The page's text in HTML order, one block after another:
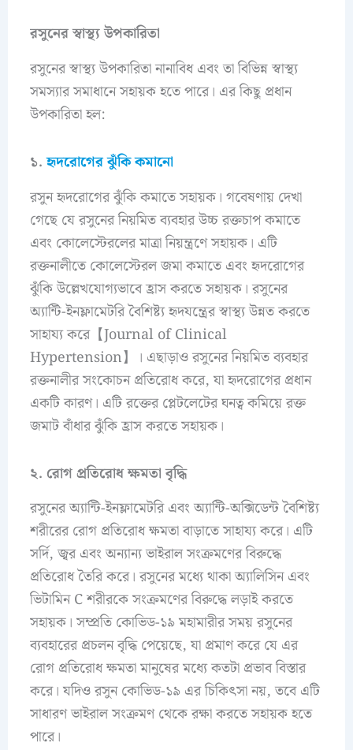
রসুনের স্বাস্থ্য উপকারিতা
রসুনের স্বাস্থ্য উপকারিতা নানাবিধ এবং তা বিভিন্ন স্বাস্থ্য
সমস্যার সমাধানে সহায়ক হতে পারে। এর কিছু প্রধান
উপকারিতা হল:
১.হৃদরোগের ঝুঁকি কমানো
রসুন হৃদরোগের ঝুঁকি কমাতে সহায়ক। গবেষণায় দেখা
গেছে যে রসুনের নিয়মিত ব্যবহার উচ্চ রক্তচাপ কমাতে
এবং কোলেস্টেরলের মাত্রা নিয়ন্ত্রণে সহায়ক। এটি
রক্তনালীতে কোলেস্টেরল জমা কমাতে এবং হৃদরোগের
ঝুঁকি উল্লেখযোগ্যভাবে হ্রাস করতে সহায়ক। রসুনের
অ্যান্টি-ইনফ্লামেটরি বৈশিষ্ট্য হৃদযন্ত্রের স্বাস্থ্য উন্নত করতে
সাহায্য করে【Journal of Clinical
Hypertension】। এছাড়াও রসুনের নিয়মিত ব্যবহার
রক্তনালীর সংকোচন প্রতিরোধ করে, যা হৃদরোগের প্রধান
একটি কারণ। এটি রক্তের প্লেটলেটের ঘনত্ব কমিয়ে রক্ত
জমাট বাঁধার ঝুঁকি হ্রাস করতে সহায়ক।
২. রোগ প্রতিরোধ ক্ষমতা বৃদ্ধি
রসুনের অ্যান্টি-ইনফ্লামেটরি এবং অ্যান্টি-অক্সিডেন্ট বৈশিষ্ট্য
শরীরের রোগ প্রতিরোধ ক্ষমতা বাড়াতে সাহায্য করে। এটি
সর্দি, জ্বর এবং অন্যান্য ভাইরাল সংক্রমণের বিরুদ্ধে
প্রতিরোধ তৈরি করে। রসুনের মধ্যে থাকা অ্যালিসিন এবং
ভিটামিন C শরীরকে সংক্রমণের বিরুদ্ধে লড়াই করতে
সহায়ক। সম্প্রতি কোভিড-১৯ মহামারীর সময় রসুনের
ব্যবহারের প্রচলন বৃদ্ধি পেয়েছে, যা প্রমাণ করে যে এর
রোগ প্রতিরোধ ক্ষমতা মানুষের মধ্যে কতটা প্রভাব বিস্তার
করে। যদিও রসুন কোভিড-১৯ এর চিকিৎসা নয়, তবে এটি
সাধারণ ভাইরাল সংক্রমণ থেকে রক্ষা করতে সহায়ক হতে
পারে।